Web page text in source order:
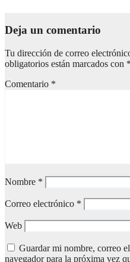
Deja un comentario
Tu dirección de correo
obligatorios están marcados con *
Comentario *
Nombre *
Correo electrónico *
Web
Guardar mi nombre, correo
navegador para la próxima vez